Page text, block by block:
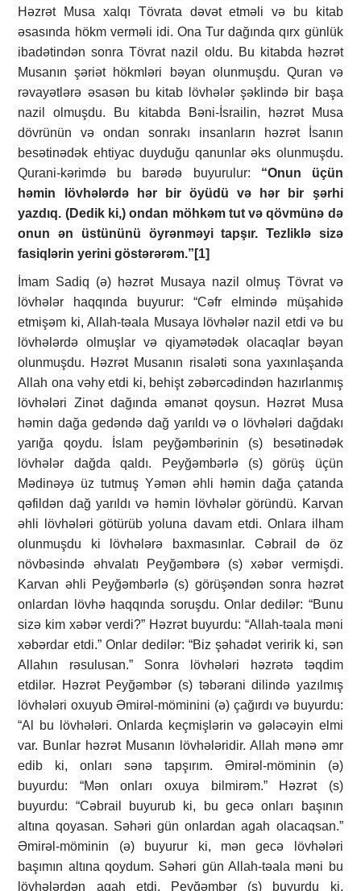
Həzrət Musa xalqı Tövrata dəvət etməli və bu kitab
əsasında hökm verməli idi. Ona Tur dağında qırx günlük
ibadətindən sonra Tövrat nazil oldu. Bu kitabda həzrət
Musanın şəriət hökmləri bəyan olunmuşdu. Quran və
rəvayətlərə əsasən bu kitab lövhələr şəklində bir başa
nazil olmuşdu. Bu kitabda Bəni-İsrailin, həzrət Musa
dövrünün və ondan sonrakı insanların həzrət İsanın
besətinədək ehtiyac duyduğu qanunlar əks olunmuşdu.
Qurani-kərimdə bu barədə buyurulur: “Onun üçün
həmin lövhələrdə hər bir öyüdü və hər bir şərhi
yazdıq. (Dedik ki,) ondan möhkəm tut və qövmünə də
onun ən üstününü öyrənməyi tapşır. Tezliklə sizə
fasiqlərin yerini göstərərəm.” [1]
İmam Sadiq (ə) həzrət Musaya nazil olmuş Tövrat və
lövhələr haqqında buyurur: “Cəfr elmində müşahidə
etmişəm ki, Allah-təala Musaya lövhələr nazil etdi və bu
lövhələrdə olmuşlar və qiyamətədək olacaqlar bəyan
olunmuşdu. Həzrət Musanın risaləti sona yaxınlaşanda
Allah ona vəhy etdi ki, behişt zəbərcədindən hazırlanmış
lövhələri Zinət dağında əmanət qoysun. Həzrət Musa
həmin dağa gedəndə dağ yarıldı və o lövhələri dağdakı
yarığa qoydu. İslam peyğəmbərinin (s) besətinədək
lövhələr dağda qaldı. Peyğəmbərlə (s) görüş üçün
Mədinəyə üz tutmuş Yəmən əhli həmin dağa çatanda
qəfildən dağ yarıldı və həmin lövhələr göründü. Karvan
əhli lövhələri götürüb yoluna davam etdi. Onlara ilham
olunmuşdu ki lövhələrə baxmasınlar. Cəbrail də öz
növbəsində əhvalatı Peyğəmbərə (s) xəbər vermişdi.
Karvan əhli Peyğəmbərlə (s) görüşəndən sonra həzrət
onlardan lövhə haqqında soruşdu. Onlar dedilər: “Bunu
sizə kim xəbər verdi?” Həzrət buyurdu: “Allah-təala məni
xəbərdar etdi.” Onlar dedilər: “Biz şəhadət veririk ki, sən
Allahın rəsulusan.” Sonra lövhələri həzrətə təqdim
etdilər. Həzrət Peyğəmbər (s) təbərani dilində yazılmış
lövhələri oxuyub Əmirəl-möminini (ə) çağırdı və buyurdu:
“Al bu lövhələri. Onlarda keçmişlərin və gələcəyin elmi
var. Bunlar həzrət Musanın lövhələridir. Allah mənə əmr
edib ki, onları sənə tapşırım. Əmirəl-möminin (ə)
buyurdu: “Mən onları oxuya bilmirəm.” Həzrət (s)
buyurdu: “Cəbrail buyurub ki, bu gecə onları başının
altına qoyasan. Səhəri gün onlardan agah olacaqsan.”
Əmirəl-möminin (ə) buyurur ki, mən gecə lövhələri
başımın altına qoydum. Səhəri gün Allah-təala məni bu
lövhələrdən agah etdi. Peyğəmbər (s) buyurdu ki,